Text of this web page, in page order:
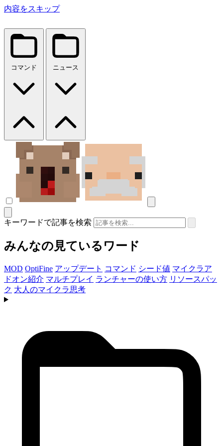
内容をスキップ
コマンド ニュース
キーワードで記事を検索
みんなの見ているワード
MOD OptiFine アップデート コマンド シード値 マイクラア
ドオン紹介 マルチプレイ ランチャーの使い方 リソースパッ
ク 大人のマイクラ思考